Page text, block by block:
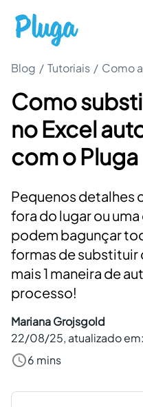
Casos
Criar
Blog / Tutoriais / Como
Como
no Excel
com o
Pequenos detalhes
fora do lugar ou
podem bagunçar
formas de substituir
mais 1 maneira de
processo!
Mariana Grojsgold
22/08/25, atualizado em:
6 mins